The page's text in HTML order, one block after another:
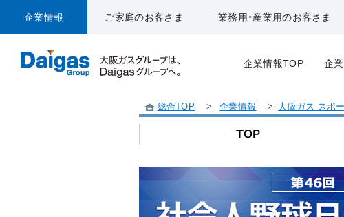
企業情報 ご家庭のお客さま 業務用・産業用のお客さま
企業情報TOP 企
総合TOP > 企業情報 > 大阪ガス スポ